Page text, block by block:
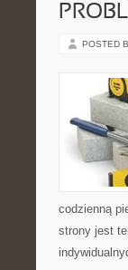
POSTED
codzienną
strony jest